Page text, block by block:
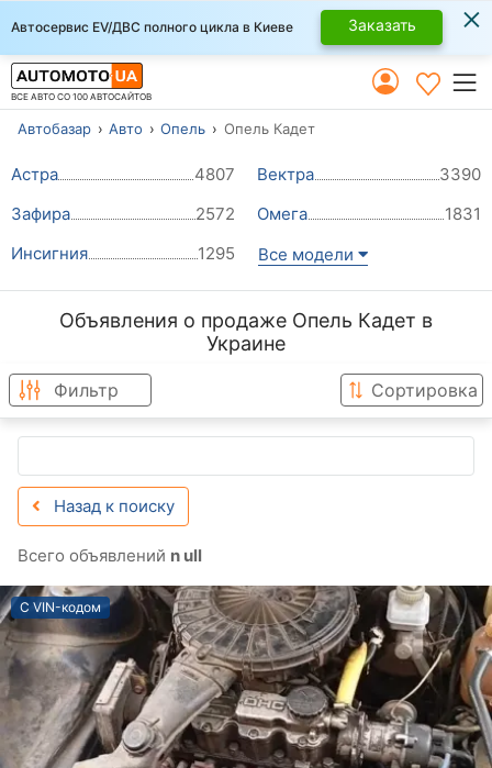
Автосервис EV/ДВС полного цикла в Киеве Заказать ×
ВСЕ АВТО СО 100 АВТОСАЙТОВ
Автобазар Авто Опель Опель Кадет
Астра 4807 Вектра
3390
Зафира
2572 Омега
1831
Инсигния
1295 Все модели
Объявления о продаже Опель Кадет в
Украине
Фильтр Сортировка
Назад к поиску
Всего объявлений n ull
С VIN-кодом